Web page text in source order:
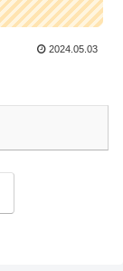
2024.05.03